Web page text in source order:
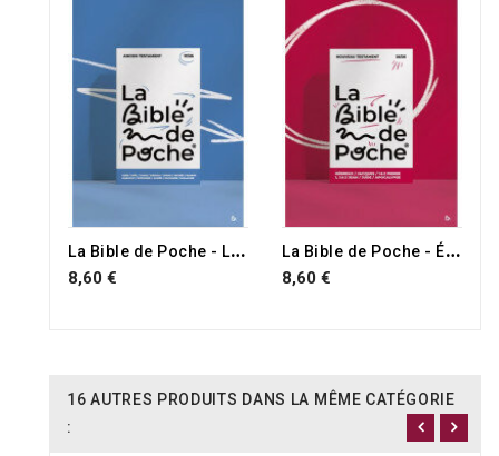
L
a Bible de Poche - Les Petits Prophètes
8,60 €
L
a Bible de Poche - Épîtres Générales, Apocalypse
8,60 €
16 AUTRES PRODUITS DANS LA MÊME CATÉGORIE
: